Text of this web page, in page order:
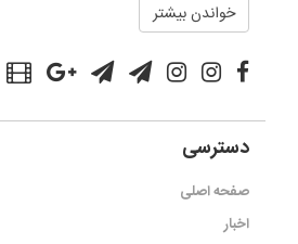
خواندن بیشتر
دسترسی
صفحه اصلی
اخبار